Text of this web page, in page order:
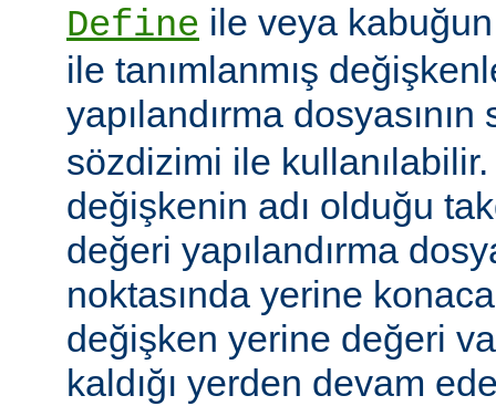
Define ile veya
ile tanımlanmış
yapılandırma dosyasının
sözdizimi ile
değişkenin adı olduğu
değeri yapılandırma
noktasında yerine
değişken yerine değeri
kaldığı yerden devam